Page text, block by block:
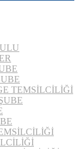
TEMSİLCİLİĞİ